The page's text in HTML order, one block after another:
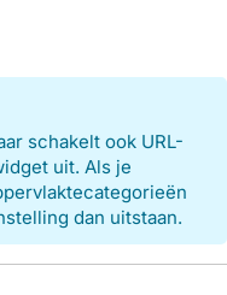
schakelt ook URL-
uit. Als je
dan uitstaan.